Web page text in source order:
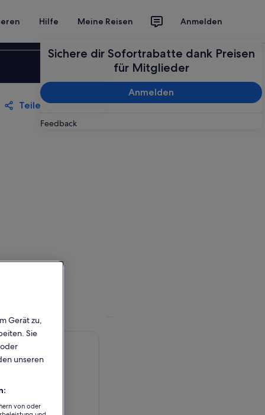
Hilfe Meine Reisen Anmelden
Sichere dir Sofortrabatte dank Preisen
für Mitglieder
Anmelden
Feedback
Teilen Speichern
Gerät zu,
Sie
unseren
von oder